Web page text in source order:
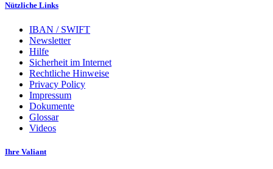
Nützliche Links
IBAN / SWIFT
Newsletter
Hilfe
Sicherheit im Internet
Rechtliche Hinweise
Privacy Policy
Impressum
Dokumente
Glossar
Videos
Ihre Valiant